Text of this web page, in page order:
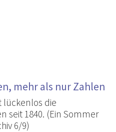
mehr als nur Zahlen
lückenlos die
seit 1840. (Ein Sommer
6/9)